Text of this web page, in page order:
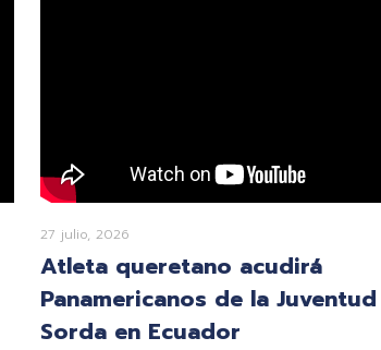
27 julio, 2026
Atleta queretano acudirá
Panamericanos de la Juventud
Sorda en Ecuador